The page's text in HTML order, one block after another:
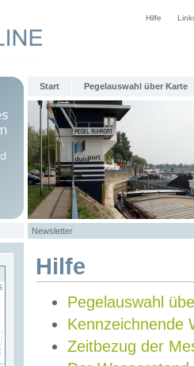
Hilfe
Start Pegelauswahl über Karte
Newsletter
Hilfe
Pegelauswahl
Kennzeichnende
Zeitbezug der